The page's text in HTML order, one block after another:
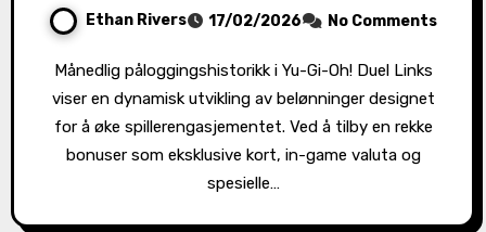
Ethan Rivers 17/02/2026 No Comments
Månedlig påloggingshistorikk i Yu-Gi-Oh! Duel Links
viser en dynamisk utvikling av belønninger designet
for å øke spillerengasjementet. Ved å tilby en rekke
bonuser som eksklusive kort, in-game valuta og
spesielle…